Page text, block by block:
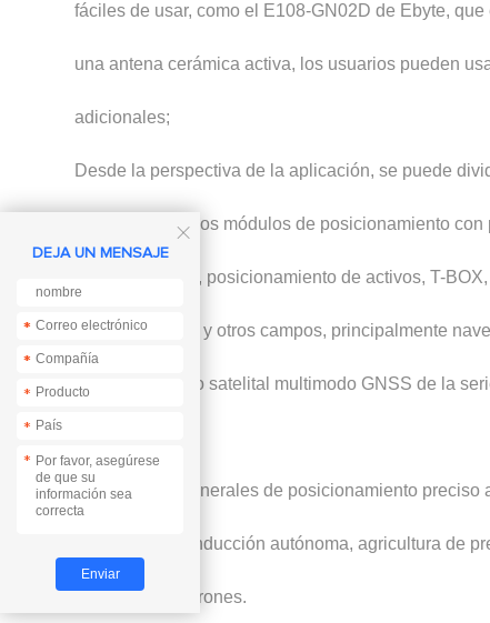
fáciles de usar, como el E108-GN02D de Ebyte,
una antena cerámica activa, los usuarios pueden
adicionales;
Desde la perspectiva de la aplicación, se puede
Generalmente, los módulos de posicionamiento
en rastreadores, posicionamiento de activos, T-
de policía, OBD y otros campos, principalmente
posicionamiento satelital multimodo GNSS de la
Los módulos generales de posicionamiento
inteligentes, conducción autónoma, agricultura de
automáticas y drones.

DEJA UN MENSAJE
*
*
*
*
*
*
*